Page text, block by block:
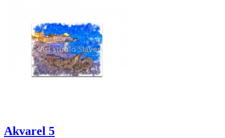
Akvarel 5